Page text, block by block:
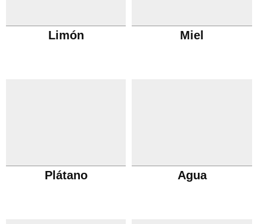
Limón Miel
Plátano Agua